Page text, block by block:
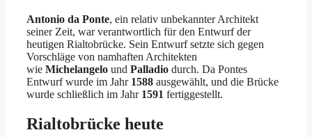
Antonio da Ponte, ein relativ unbekannter Architekt
seiner Zeit, war verantwortlich für den Entwurf der
heutigen Rialtobrücke. Sein Entwurf setzte sich gegen
Vorschläge von namhaften Architekten
wie Michelangelo und Palladio durch. Da Pontes
Entwurf wurde im Jahr 1588 ausgewählt, und die Brücke
wurde schließlich im Jahr 1591 fertiggestellt.
Rialtobrücke heute